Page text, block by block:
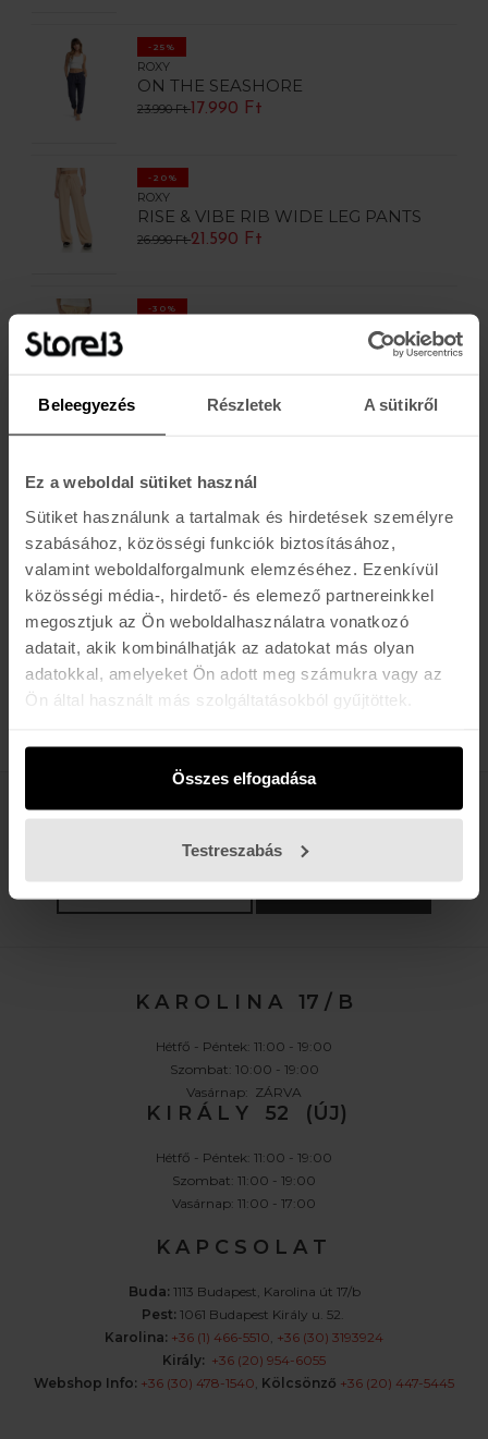
Beleegyezés Részletek A sütikről
Ez a weboldal sütiket használ
Sütiket használunk a tartalmak és hirdetések személyre
szabásához, közösségi funkciók biztosításához,
valamint weboldalforgalmunk elemzéséhez. Ezenkívül
közösségi média-, hirdető- és elemező partnereinkkel
megosztjuk az Ön weboldalhasználatra vonatkozó
adatait, akik kombinálhatják az adatokat más olyan
adatokkal, amelyeket Ön adott meg számukra vagy az
Ön által használt más szolgáltatásokból gyűjtöttek.
Összes elfogadása
Testreszabás
-25%
ROXY
ON THE SEASHORE
23.990 Ft 17.990 Ft
-20%
ROXY
RISE & VIBE RIB WIDE LEG PANTS
26.990 Ft21.590 Ft
-30%
-40%
TENOVA
-25%
ROXY
DOHENY JOGGER
22.990 Ft 17.290 Ft
Értesülj az újdonságokról, akciókról
K A R O L I N A 17 / B
Hétfő - Péntek: 11:00 - 19:00
Szombat: 10:00 - 19:00
Vasárnap: ZÁRVA
K I R Á L Y 52 (ÚJ)
Hétfő - Péntek: 11:00 - 19:00
Szombat: 11:00 - 19:00
Vasárnap: 11:00 - 17:00
K A P C S O L A T
Buda: 1113 Budapest, Karolina út 17/b
Pest: 1061 Budapest Király u. 52.
Karolina: +36 (1) 466-5510, +36 (30) 3193924
Király: +36 (20) 954-6055
Webshop Info: +36 (30) 478-1540, Kölcsönző +36 (20) 447-5445